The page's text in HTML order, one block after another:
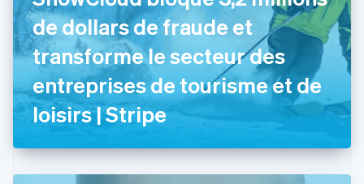
de dollars de fraude et
transforme le secteur des
entreprises de tourisme et de
loisirs | Stripe
Danemark
English
Émirats arabes unis
English
Espagne
Español English
Estonie
États-Unis